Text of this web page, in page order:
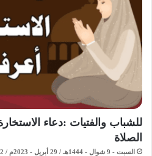
للشباب والفتيات :دعاء
الصلاة
السبت - 9 شوال - 1444هـ / 29 أبريل - 2023م / 8:02 مساءً